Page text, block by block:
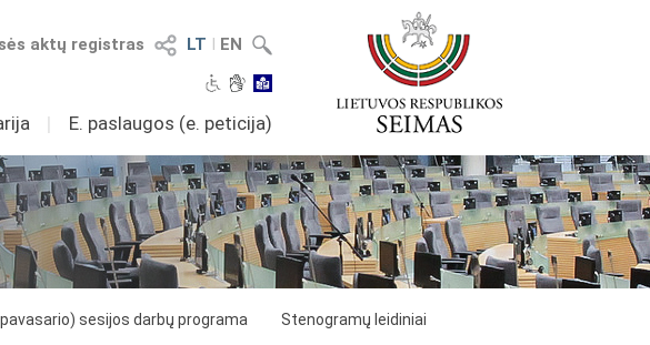
LT I EN
aktų registras
I E. paslaugos (e. peticija)
sesijos darbų programa Stenogramų leidiniai